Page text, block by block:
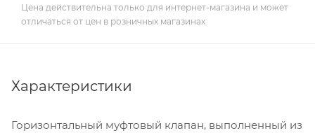
Цена действительна только для интернет-магазина и может
отличаться от цен в розничных магазинах
Характеристики
Горизонтальный муфтовый клапан, выполненный из